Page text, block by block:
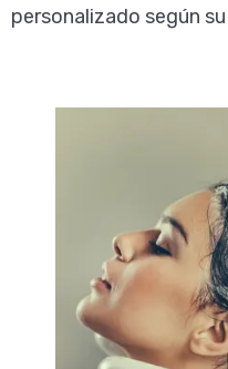
personalizado según